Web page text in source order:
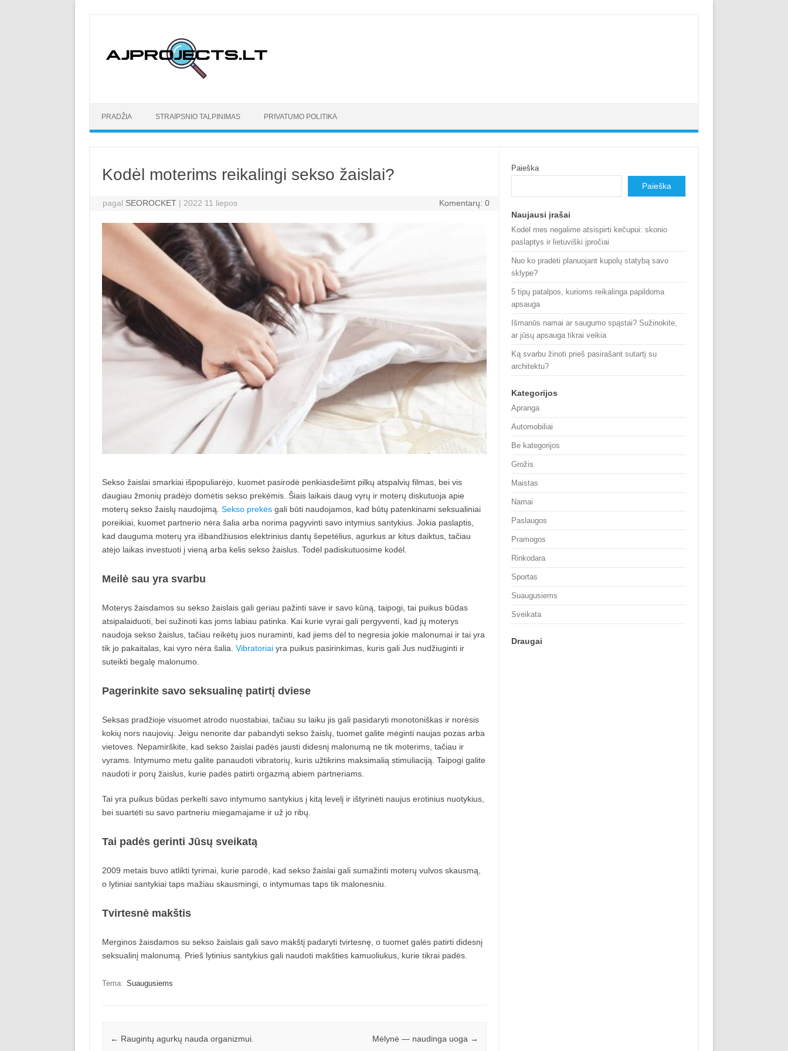
PRADŽIA STRAIPSNIO TALPINIMAS PRIVATUMO POLITIKA
Kodėl moterims reikalingi sekso žaislai?
pagal SEOROCKET | 2022 11 liepos Komentarų: 0
Sekso žaislai smarkiai išpopuliarėjo, kuomet pasirodė penkiasdešimt pilkų atspalvių filmas, bei vis
daugiau žmonių pradėjo domėtis sekso prekėmis. Šiais laikais daug vyrų ir moterų diskutuoja apie
moterų sekso žaislų naudojimą. Sekso prekėsgali būti naudojamos, kad būtų patenkinami seksualiniai
poreikiai, kuomet partnerio nėra šalia arba norima pagyvinti savo intymius santykius. Jokia paslaptis,
kad dauguma moterų yra išbandžiusios elektrinius dantų šepetėlius, agurkus ar kitus daiktus, tačiau
atėjo laikas investuoti į vieną arba kelis sekso žaislus. Todėl padiskutuosime kodėl.
Meilė sau yra svarbu
Moterys žaisdamos su sekso žaislais gali geriau pažinti save ir savo kūną, taipogi, tai puikus būdas
atsipalaiduoti, bei sužinoti kas joms labiau patinka. Kai kurie vyrai gali pergyventi, kad jų moterys
naudoja sekso žaislus, tačiau reikėtų juos nuraminti, kad jiems dėl to negresia jokie malonumai ir tai yra
tik jo pakaitalas, kai vyro nėra šalia. Vibratoriaiyra puikus pasirinkimas, kuris gali Jus nudžiuginti ir
suteikti begalę malonumo.
Pagerinkite savo seksualinę patirtį dviese
Seksas pradžioje visuomet atrodo nuostabiai, tačiau su laiku jis gali pasidaryti monotoniškas ir norėsis
kokių nors naujovių. Jeigu nenorite dar pabandyti sekso žaislų, tuomet galite mėginti naujas pozas arba
vietoves. Nepamirškite, kad sekso žaislai padės jausti didesnį malonumą ne tik moterims, tačiau ir
vyrams. Intymumo metu galite panaudoti vibratorių, kuris užtikrins maksimalią stimuliaciją. Taipogi galite
naudoti ir porų žaislus, kurie padės patirti orgazmą abiem partneriams.
Tai yra puikus būdas perkelti savo intymumo santykius į kitą levelį ir ištyrinėti naujus erotinius nuotykius,
bei suartėti su savo partneriu miegamajame ir už jo ribų.
Tai padės gerinti Jūsų sveikatą
2009 metais buvo atlikti tyrimai, kurie parodė, kad sekso žaislai gali sumažinti moterų vulvos skausmą,
o lytiniai santykiai taps mažiau skausmingi, o intymumas taps tik malonesniu.
Tvirtesnė makštis
Merginos žaisdamos su sekso žaislais gali savo makštį padaryti tvirtesnę, o tuomet galės patirti didesnį
seksualinį malonumą. Prieš lytinius santykius gali naudoti makšties kamuoliukus, kurie tikrai padės.
Tema: Suaugusiems
Įrašo navigacija
← Raugintų agurkų nauda organizmui. Mėlynė — naudinga uoga →
Paieška
Paieška
Naujausi įrašai
Kodėl mes negalime atsispirti kečupui: skonio
paslaptys ir lietuviški įpročiai
Nuo ko pradėti planuojant kupolų statybą savo
sklype?
5 tipų patalpos, kurioms reikalinga papildoma
apsauga
Išmanūs namai ar saugumo spąstai? Sužinokite,
ar jūsų apsauga tikrai veikia
Ką svarbu žinoti prieš pasirašant sutartį su
architektu?
Kategorijos
Apranga
Automobiliai
Be kategorijos
Grožis
Maistas
Namai
Paslaugos
Pramogos
Rinkodara
Sportas
Suaugusiems
Sveikata
Draugai